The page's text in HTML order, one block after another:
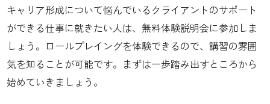
キャリア形成について悩んでいるクライアントのサポート
ができる仕事に就きたい人は、無料体験説明会に参加しま
しょう。ロールプレイングを体験できるので、講習の雰囲
気を知ることが可能です。まずは一歩踏み出すところから
始めていきましょう。